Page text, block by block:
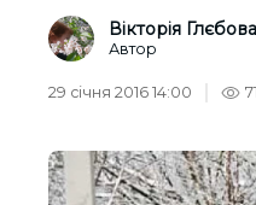
Вікторія Глєбова
Автор
29 січня 2016 14:00